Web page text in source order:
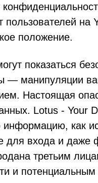
на
положение.
показаться
— манипуляции
Настоящая
Lotus - Your
информацию, как
для входа и даже
третьим
и